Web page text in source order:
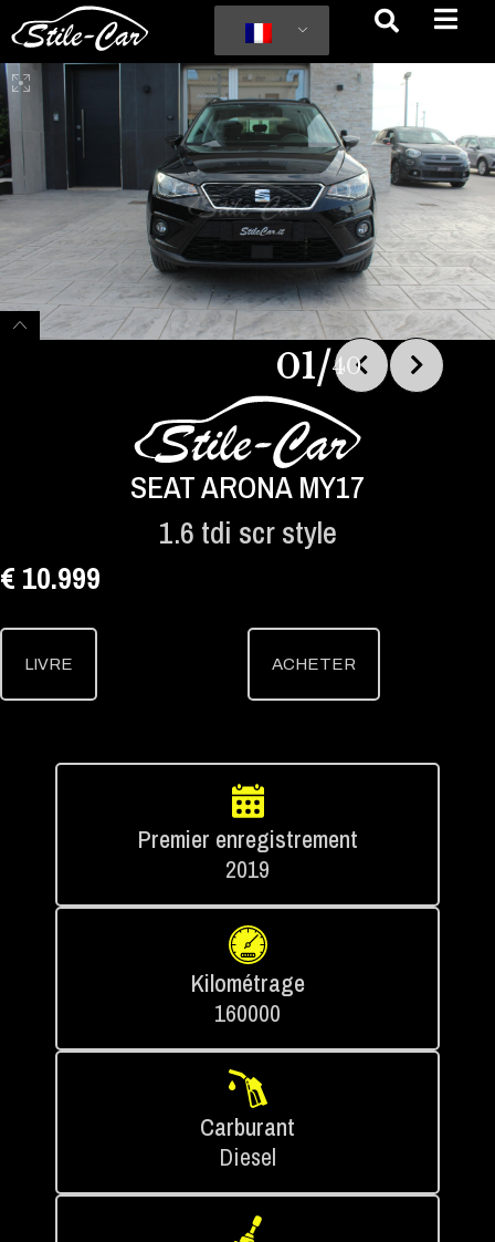
01/40
SEAT ARONA MY17
1.6 tdi scr style
€ 10.999
LIVRE ACHETER
Premier enregistrement
2019
Kilométrage
160000
Carburant
Diesel